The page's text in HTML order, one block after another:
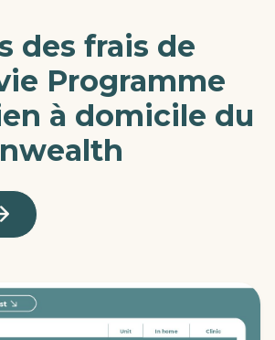
des frais de
Programme
à domicile du